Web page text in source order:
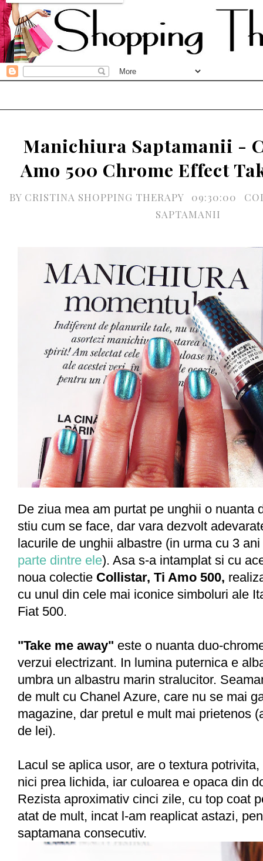
Manichiura Saptamanii -
Amo 500 Chrome Effect
BY CRISTINA SHOPPING THERAPY 09:30:00
SAPTAMANII
De ziua mea am purtat pe unghii o nuanta
stiu cum se face, dar vara dezvolt
lacurile de unghii albastre (in urma cu 3
parte dintre ele). Asa s-a intamplat si cu
noua colectie Collistar, Ti Amo 500,
cu unul din cele mai iconice simboluri ale
Fiat 500.
"Take me away" este o nuanta duo-
verzui electrizant. In lumina puternica e
umbra un albastru marin stralucitor.
de mult cu Chanel Azure, care nu se mai
magazine, dar pretul e mult mai prietenos
de lei).
Lacul se aplica usor, are o textura
nici prea lichida, iar culoarea e opaca din
Rezista aproximativ cinci zile, cu top coat
atat de mult, incat l-am reaplicat astazi,
saptamana consecutiv.